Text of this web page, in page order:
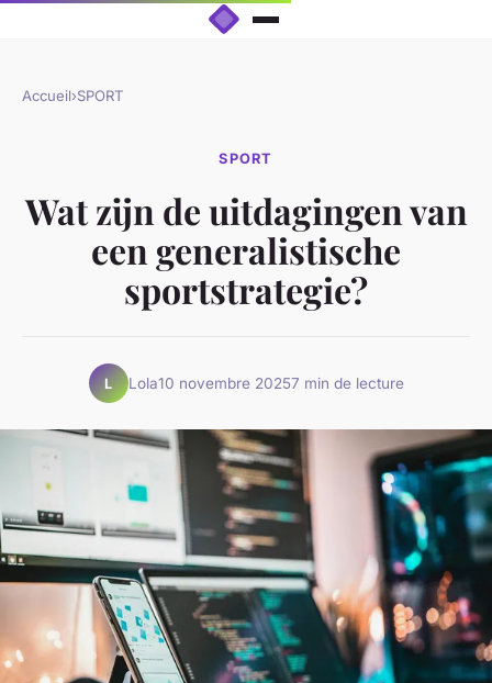
Accueil›SPORT
SPORT
Wat zijn de uitdagingen van
een generalistische
sportstrategie?
L Lola10 novembre 20257 min de lecture